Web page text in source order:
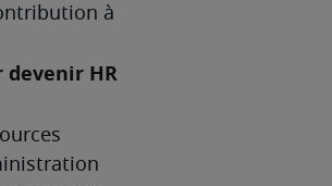
à
HR